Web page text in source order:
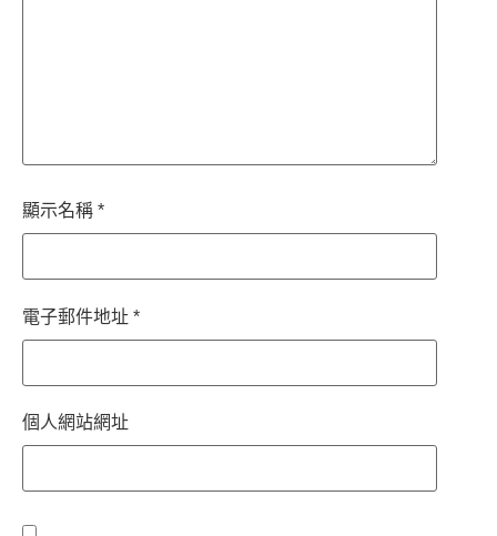
顯示名稱 *
電子郵件地址 *
個人網站網址